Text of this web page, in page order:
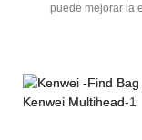
puede mejorar la